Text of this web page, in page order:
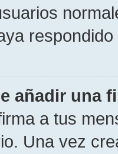
añadir una
a tus
Una vez